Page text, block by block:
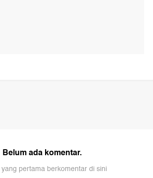
Belum ada komentar.
pertama berkomentar di sini